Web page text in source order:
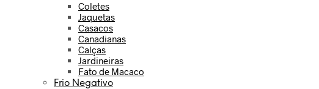
Coletes
Jaquetas
Casacos
Canadianas
Calças
Jardineiras
Fato de Macaco
Frio Negativo